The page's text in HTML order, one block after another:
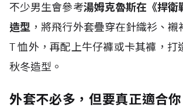
不少男生會參考湯姆克魯斯在《捍衛
造型 ，將飛行外套疊穿在針織衫、
T恤外，再配上牛仔褲或卡其褲，打
秋冬造型。
外套不必多，但要真正適合你